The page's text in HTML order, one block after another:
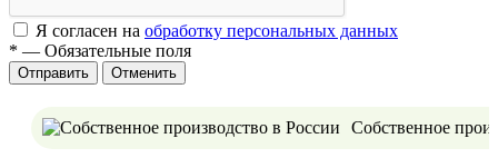
Я согласен на обработку персональных данных
* — Обязательные поля
Отменить
Собственное